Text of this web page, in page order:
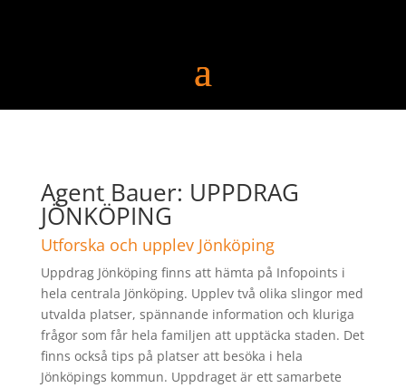
Agent Bauer: UPPDRAG
JÖNKÖPING
Utforska och upplev Jönköping
Uppdrag Jönköping finns att hämta på Infopoints i
hela centrala Jönköping. Upplev två olika slingor med
utvalda platser, spännande information och kluriga
frågor som får hela familjen att upptäcka staden. Det
finns också tips på platser att besöka i hela
Jönköpings kommun. Uppdraget är ett samarbete